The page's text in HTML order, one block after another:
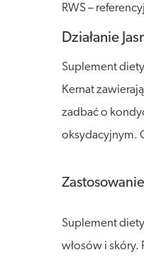
RWS –
Działanie
Suplement
Kernat
zadbać o
oksydacyjnym.
Suplement
włosów i skóry.